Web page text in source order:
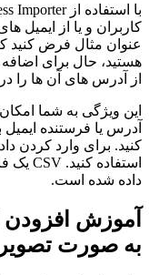
کاربران و یا از ایمیل
عنوان مثال فرض کنید
هستید، حال برای اضافه
از آدرس های آن ها را
آدرس یا فرستنده
داده شده است.
آموزش
به صورت